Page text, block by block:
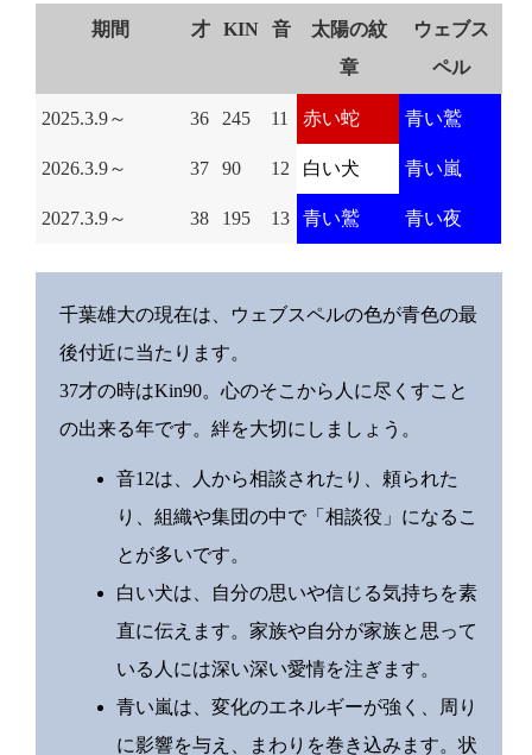
期間 才 KIN 音
太陽の紋
章
ウェブス
ペル
2025.3.9～ 36 245 11 赤い蛇 青い鷲
2026.3.9～ 37 90 12 白い犬 青い嵐
2027.3.9～ 38 195 13 青い鷲 青い夜
千葉雄大の現在は、ウェブスペルの色が青色の最
後付近に当たります。
37才の時はKin90。心のそこから人に尽くすこと
の出来る年です。絆を大切にしましょう。
音12は、人から相談されたり、頼られた
り、組織や集団の中で「相談役」になるこ
とが多いです。
白い犬は、自分の思いや信じる気持ちを素
直に伝えます。家族や自分が家族と思って
いる人には深い深い愛情を注ぎます。
青い嵐は、変化のエネルギーが強く、周り
に影響を与え、まわりを巻き込みます。状